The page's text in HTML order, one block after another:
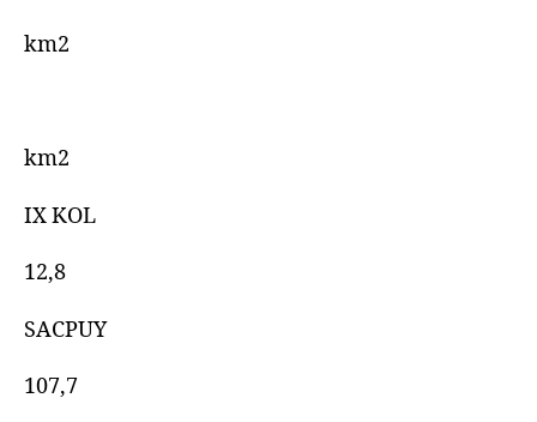
km2
km2
IX KOL
12,8
SACPUY
107,7